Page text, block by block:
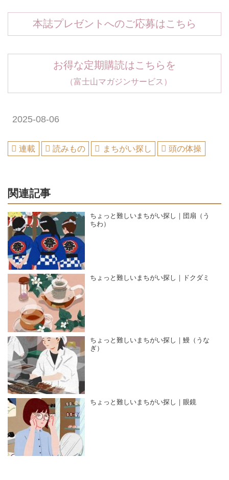
本誌プレゼントへのご応募はこちら
お得な定期購読はこちらを
（富士山マガジンサービス）
2025-08-06
連載 読みもの まちがい探し 頭の体操
関連記事
ちょっと難しいまちがい探し｜団扇（う
ちわ）
ちょっと難しいまちがい探し｜ドクダミ
ちょっと難しいまちがい探し｜鰻（うな
ぎ）
ちょっと難しいまちがい探し｜眼鏡